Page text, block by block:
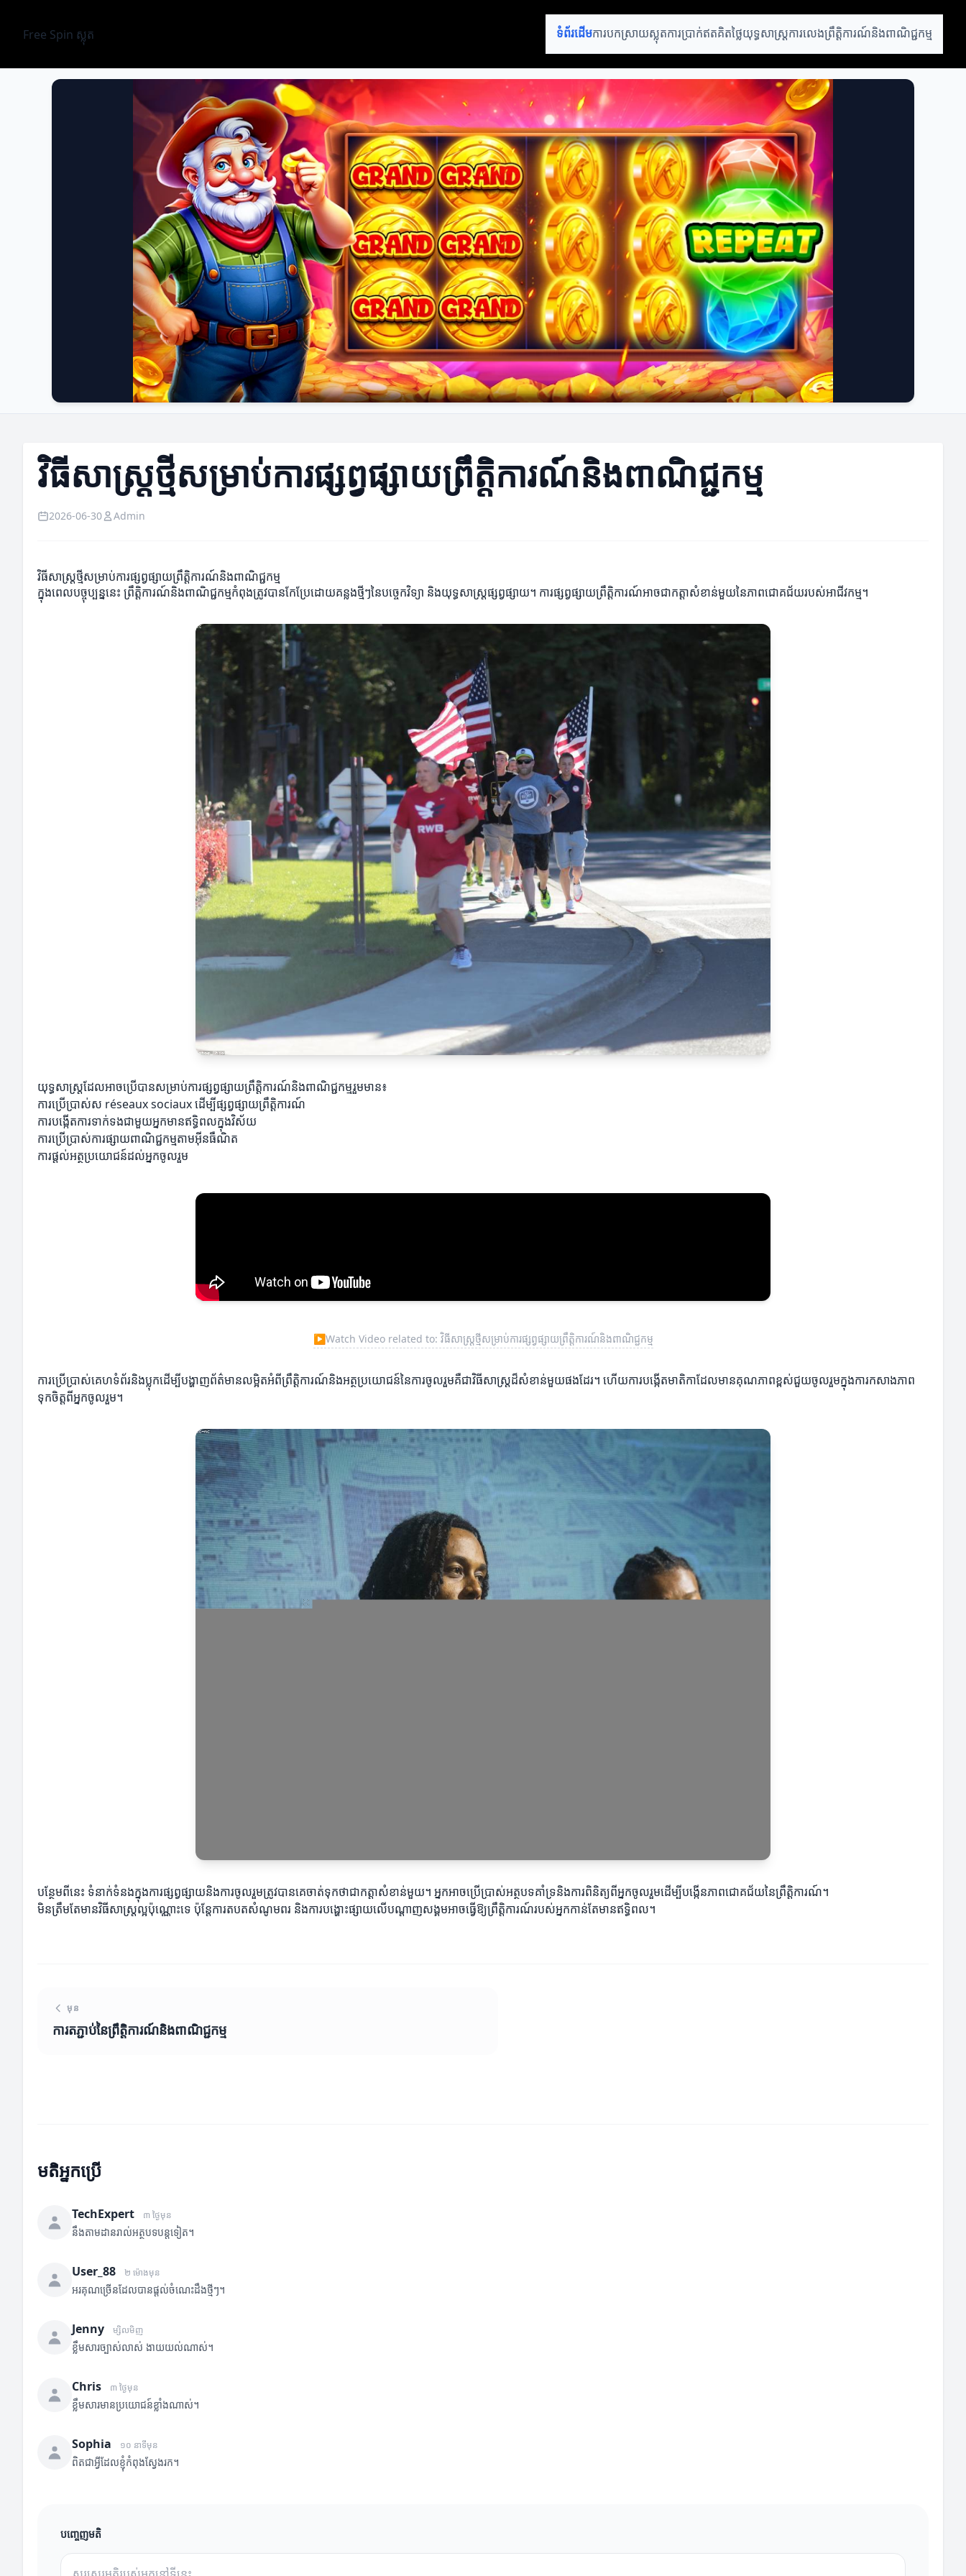
Free Spin ស្លុត ទំព័រដើមការបកស្រាយស្លុតការប្រាក់ឥតគិតថ្លៃយុទ្ធសាស្ត្រការលេងព្រឹត្តិការណ៍និងពាណិជ្ជកម្ម
វិធីសាស្រ្តថ្មីសម្រាប់ការផ្សព្វផ្សាយព្រឹត្តិការណ៍និងពាណិជ្ជកម្ម
2026-06-30 Admin
វិធីសាស្រ្តថ្មីសម្រាប់ការផ្សព្វផ្សាយព្រឹត្តិការណ៍និងពាណិជ្ជកម្ម
ក្នុងពេលបច្ចុប្បន្ននេះ ព្រឹត្តិការណ៍និងពាណិជ្ជកម្មកំពុងត្រូវបានកែប្រែដោយគន្លងថ្មីៗនៃបច្ចេកវិទ្យា និងយុទ្ធសាស្ត្រផ្សព្វផ្សាយ។ ការផ្សព្វផ្សាយព្រឹត្តិការណ៍អាចជាកត្តា​សំខាន់មួយនៃភាពជោគជ័យរបស់អាជីវកម្ម។
យុទ្ធសាស្ត្រដែលអាចប្រើបានសម្រាប់ការផ្សព្វផ្សាយព្រឹត្តិការណ៍និងពាណិជ្ជកម្មរួមមាន៖
ការប្រើប្រាស់ស réseaux sociaux ដើម្បីផ្សព្វផ្សាយព្រឹត្តិការណ៍
ការបង្កើតការទាក់ទងជាមួយអ្នកមានឥទ្ធិពលក្នុងវិស័យ
ការប្រើប្រាស់ការផ្សាយពាណិជ្ជកម្មតាមអ៊ីនធឺណិត
ការផ្តល់អត្ថប្រយោជន៍ដល់អ្នកចូលរួម
▶Watch Video related to: វិធីសាស្រ្តថ្មីសម្រាប់ការផ្សព្វផ្សាយព្រឹត្តិការណ៍និងពាណិជ្ជកម្ម
ការប្រើប្រាស់គេហទំព័រនិងប្លុកដើម្បីបង្ហាញព័ត៌មានលម្អិតអំពីព្រឹត្តិការណ៍និងអត្ថប្រយោជន៍នៃការចូលរួមគឺជាវិធីសាស្រ្តដ៏សំខាន់មួយផងដែរ។ ហើយការបង្កើតមាតិកាដែលមានគុណភាពខ្ពស់ជួយចូលរួមក្នុងការកសាងភាព
ទុកចិត្តពីអ្នកចូលរួម។
បន្ថែមពីនេះ ទំនាក់ទំនងក្នុងការផ្សព្វផ្សាយនិងការចូលរួមត្រូវបានគេចាត់ទុកថាជាកត្តាសំខាន់មួយ។ អ្នកអាចប្រើប្រាស់អត្ថបទគាំទ្រនិងការពិនិត្យពីអ្នកចូលរួមដើម្បីបង្កើនភាពជោគជ័យនៃព្រឹត្តិការណ៍។
មិនត្រឹមតែមានវិធីសាស្ត្រល្អ​ប៉ុណ្ណោះទេ ប៉ុន្តែការតបតសំណូមពរ និងការបង្ហោះផ្សាយលើបណ្ដាញសង្គមអាចធ្វើឱ្យព្រឹត្តិការណ៍របស់អ្នកកាន់តែមានឥទ្ធិពល។
មុន
ការតភ្ជាប់នៃព្រឹត្តិការណ៍និងពាណិជ្ជកម្ម
មតិអ្នកប្រើ
TechExpert ៣ ថ្ងៃមុន
នឹងតាមដានរាល់អត្ថបទបន្តទៀត។
User_88 ២ ម៉ោងមុន
អរគុណច្រើនដែលបានផ្តល់ចំណេះដឹងថ្មីៗ។
Jenny ម្សិលមិញ
ខ្លឹមសារច្បាស់លាស់ ងាយយល់ណាស់។
Chris ៣ ថ្ងៃមុន
ខ្លឹមសារមានប្រយោជន៍ខ្លាំងណាស់។
Sophia ១០ នាទីមុន
ពិតជាអ្វីដែលខ្ញុំកំពុងស្វែងរក។
បញ្ចេញមតិ